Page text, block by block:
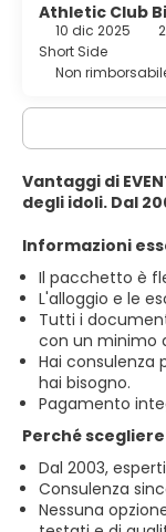
Athletic Club
10 dic 2025
Short Side
Non
Vantaggi di
degli idoli. Dal
Informazioni
Il pacchetto è
L'alloggio e le
Tutti i
con un minimo
Hai consulenza
hai bisogno.
Pagamento
Perché
Dal 2003,
Consulenza
Nessuna